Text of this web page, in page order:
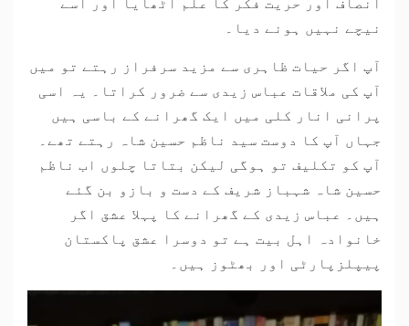
نیچے نہیں ہونے دیا۔
آپ اگر حیات ظاہری سے مزید سرفراز رہتے تو میں
آپ کی ملاقات عباس زیدی سے ضرور کراتا۔ یہ اسی
پرانی انار کلی میں ایک گھرانے کے باسی ہیں
جہاں آپ کا دوست سید ناظم حسین شاہ رہتے تھے۔
آپ کو تکلیف تو ہوگی لیکن بتاتا چلوں اب ناظم
حسین شاہ شہباز شریف کے دست و بازو بن گئے
ہیں۔ عباس زیدی کے گھرانے کا پہلا عشق اگر
خانوادہ اہل بیت ہے تو دوسرا عشق پاکستان
پیپلزپارٹی اور بھٹوز ہیں۔